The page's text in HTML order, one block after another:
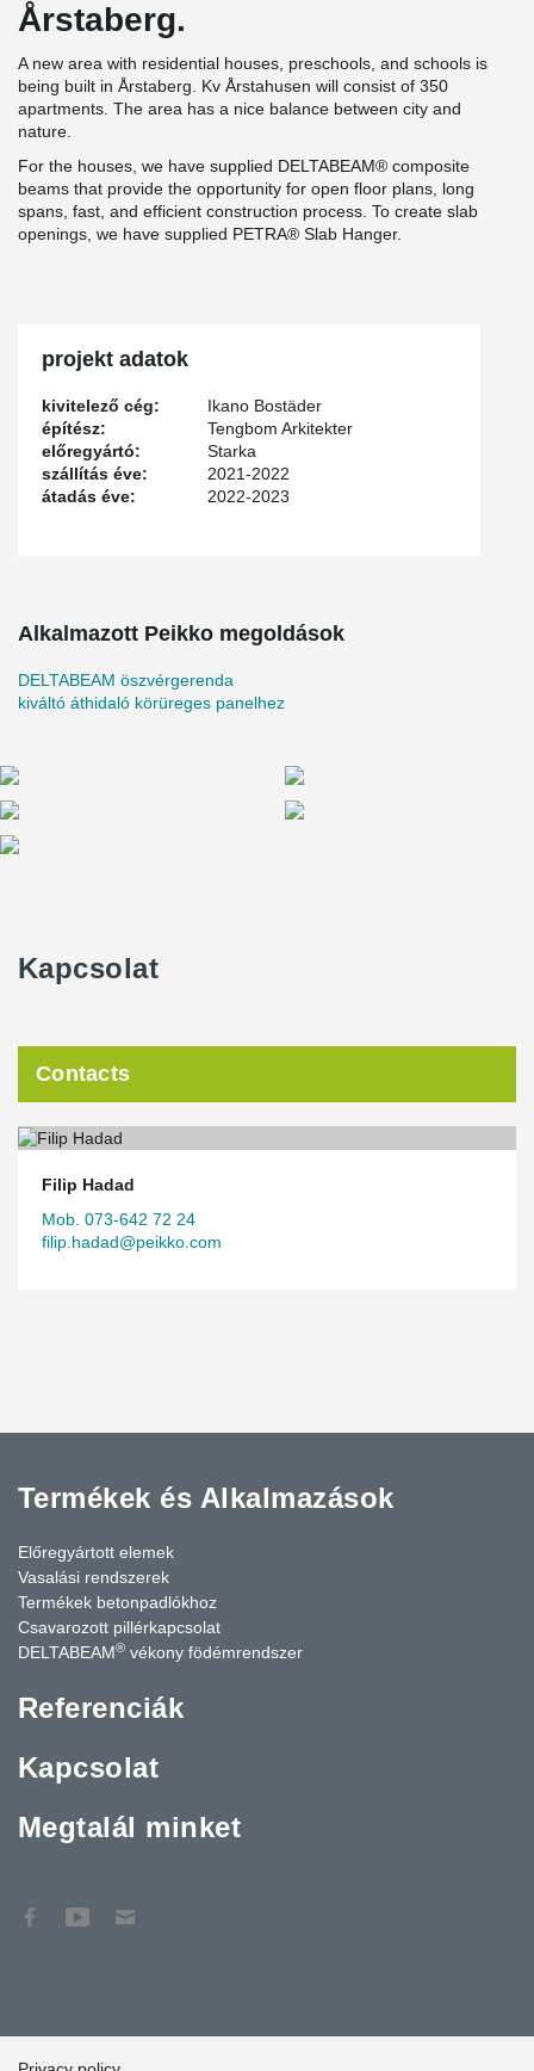
Årstaberg.
A new area with residential houses, preschools, and schools is
being built in Årstaberg. Kv Årstahusen will consist of 350
apartments. The area has a nice balance between city and
nature.
For the houses, we have supplied DELTABEAM® composite
beams that provide the opportunity for open floor plans, long
spans, fast, and efficient construction process. To create slab
openings, we have supplied PETRA® Slab Hanger.
projekt adatok
kivitelező cég:
Ikano Bostäder
építész:
Tengbom Arkitekter
előregyártó:
Starka
szállítás éve:
2021-2022
átadás éve:
2022-2023
Alkalmazott Peikko megoldások
DELTABEAM öszvérgerenda
kiváltó áthidaló körüreges panelhez
Kapcsolat
Contacts
Filip Hadad
Mob. 073-642 72 24
filip.hadad@peikko.com
Termékek és Alkalmazások
Előregyártott elemek
Vasalási rendszerek
Termékek betonpadlókhoz
Csavarozott pillérkapcsolat
DELTABEAM® vékony födémrendszer
Referenciák
Kapcsolat
Megtalál minket